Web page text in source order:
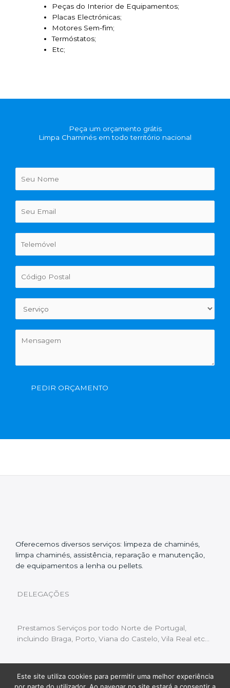
Peças do Interior de Equipamentos;
Placas Electrónicas;
Motores Sem-fim;
Termóstatos;
Etc;
Peça um orçamento grátis
Limpa Chaminés em todo território nacional
PEDIR ORÇAMENTO
Oferecemos diversos serviços: limpeza de chaminés,
limpa chaminés, assistência, reparação e manutenção,
de equipamentos a lenha ou pellets.
DELEGAÇÕES
Prestamos Serviços por todo Norte de Portugal,
incluindo Braga, Porto, Viana do Castelo, Vila Real etc…
Livro de Reclamações | Política de Privacidade
Este site utiliza cookies para permitir uma melhor experiência